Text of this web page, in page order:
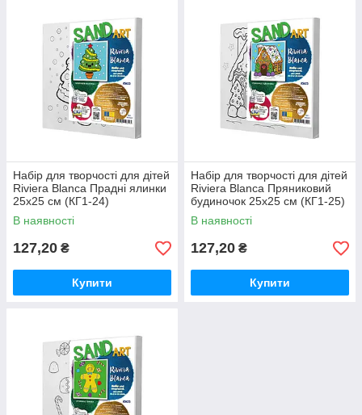
Набір для творчості для дітей
Riviera Blanca Прадні ялинки
25x25 см (КГ1-24)
В наявності
127,20 ₴
Купити
Набір для творчості для дітей
Riviera Blanca Пряниковий
будиночок 25x25 см (КГ1-25)
В наявності
127,20 ₴
Купити